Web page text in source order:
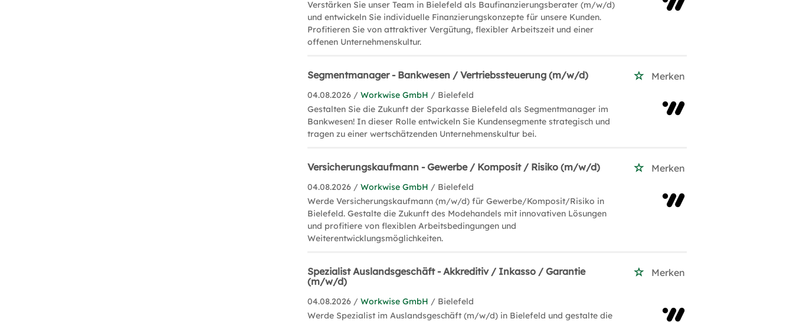
Verstärken Sie unser Team in Bielefeld als Baufinanzierungsberater (m/w/d)
und entwickeln Sie individuelle Finanzierungskonzepte für unsere Kunden.
Profitieren Sie von attraktiver Vergütung, flexibler Arbeitszeit und einer
offenen Unternehmenskultur.
Segmentmanager - Bankwesen / Vertriebssteuerung (m/w/d) Merken
04.08.2026 /Workwise GmbH / Bielefeld
Gestalten Sie die Zukunft der Sparkasse Bielefeld als Segmentmanager im
Bankwesen! In dieser Rolle entwickeln Sie Kundensegmente strategisch und
tragen zu einer wertschätzenden Unternehmenskultur bei.
Versicherungskaufmann - Gewerbe / Komposit / Risiko (m/w/d) Merken
04.08.2026 /Workwise GmbH / Bielefeld
Werde Versicherungskaufmann (m/w/d) für Gewerbe/Komposit/Risiko in
Bielefeld. Gestalte die Zukunft des Modehandels mit innovativen Lösungen
und profitiere von flexiblen Arbeitsbedingungen und
Weiterentwicklungsmöglichkeiten.
Spezialist Auslandsgeschäft - Akkreditiv / Inkasso / Garantie
(m/w/d)
Merken
04.08.2026 /Workwise GmbH / Bielefeld
Werde Spezialist im Auslandsgeschäft (m/w/d) in Bielefeld und gestalte die